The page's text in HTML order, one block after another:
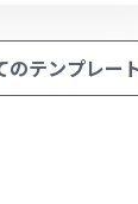
スプランなど
とが可能です
用することがで
のテンプレー